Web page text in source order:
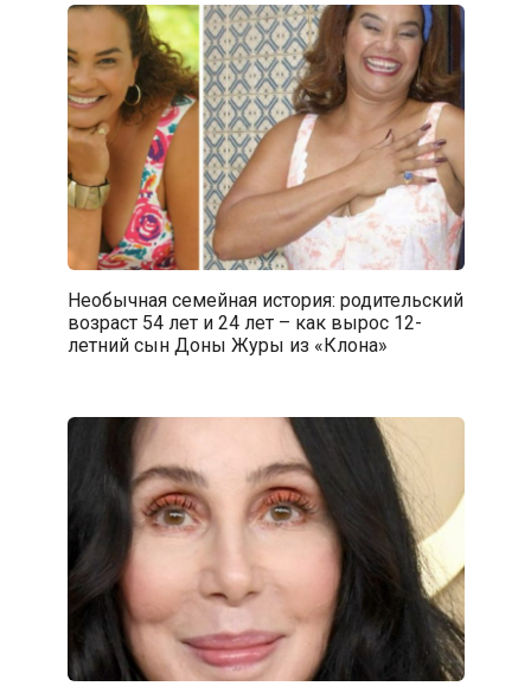
Необычная семейная история: родительский
возраст 54 лет и 24 лет – как вырос 12-
летний сын Доны Журы из «Клона»